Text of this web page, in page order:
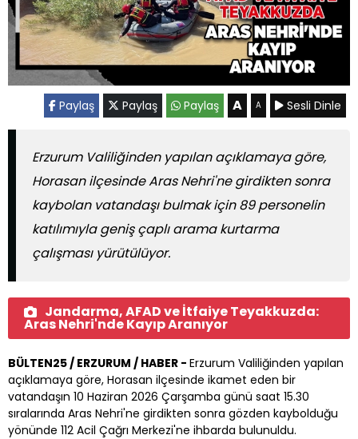
Paylaş Paylaş Paylaş A A Sesli Dinle
Erzurum Valiliğinden yapılan açıklamaya göre,
Horasan ilçesinde Aras Nehri'ne girdikten sonra
kaybolan vatandaşı bulmak için 89 personelin
katılımıyla geniş çaplı arama kurtarma
çalışması yürütülüyor.
Jandarma, AFAD ve İtfaiye Teyakkuzda:
Aras Nehri'nde Kayıp Aranıyor
BÜLTEN25 / ERZURUM / HABER - Erzurum Valiliğinden yapılan
açıklamaya göre, Horasan ilçesinde ikamet eden bir
vatandaşın 10 Haziran 2026 Çarşamba günü saat 15.30
sıralarında Aras Nehri'ne girdikten sonra gözden kaybolduğu
yönünde 112 Acil Çağrı Merkezi'ne ihbarda bulunuldu.